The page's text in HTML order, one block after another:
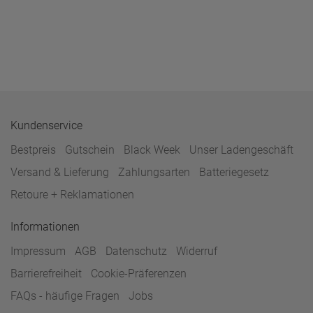
Kundenservice
Bestpreis
Gutschein Black Week
Unser Ladengeschäft
Versand & Lieferung
Zahlungsarten
Batteriegesetz
Retoure + Reklamationen
Informationen
Impressum
AGB Datenschutz
Widerruf
Barrierefreiheit
Cookie-Präferenzen
FAQs - häufige Fragen
Jobs